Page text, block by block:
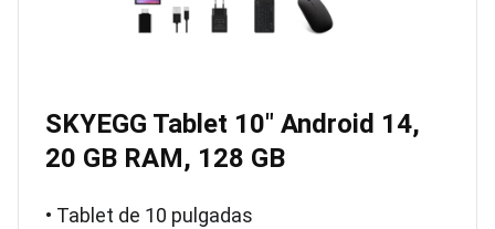
SKYEGG Tablet 10″ Android 14,
20 GB RAM, 128 GB
• Tablet de 10 pulgadas